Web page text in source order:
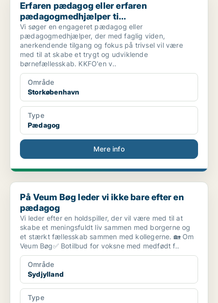
Erfaren pædagog eller erfaren
pædagogmedhjælper ti...
Vi søger en engageret pædagog eller
pædagogmedhjælper, der med faglig viden,
anerkendende tilgang og fokus på trivsel vil være
med til at skabe et trygt og udviklende
børnefællesskab. KKFO'en v..
Område
Storkøbenhavn
Type
Pædagog
Mere info
På Veum Bøg leder vi ikke bare efter en pædagog
På Veum Bøg leder vi ikke bare efter en
pædagog
Vi leder efter en holdspiller, der vil være med til at
skabe et meningsfuldt liv sammen med borgerne og
et stærkt fællesskab sammen med kollegerne. 🏡 Om
Veum Bøg✅ Botilbud for voksne med medfødt f..
Område
Sydjylland
Type